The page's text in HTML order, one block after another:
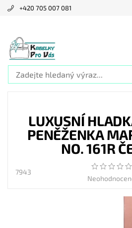
+420 705 007 081
LUXUSNÍ
PENĚŽENKA
NO. 161R
7943